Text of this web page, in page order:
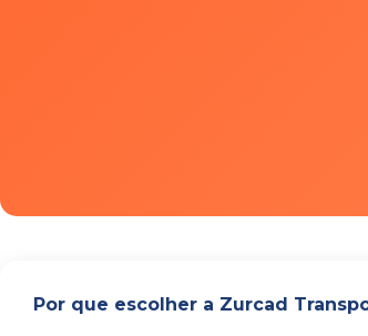
Por que escolher a Zurcad